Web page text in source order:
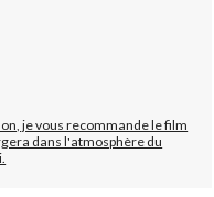
je vous recommande le film
dans l'atmosphère du